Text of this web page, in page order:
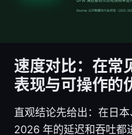
速度对比：在常
表现与可操作的
直观结论先给出：在日本
2026 年的延迟和吞吐都